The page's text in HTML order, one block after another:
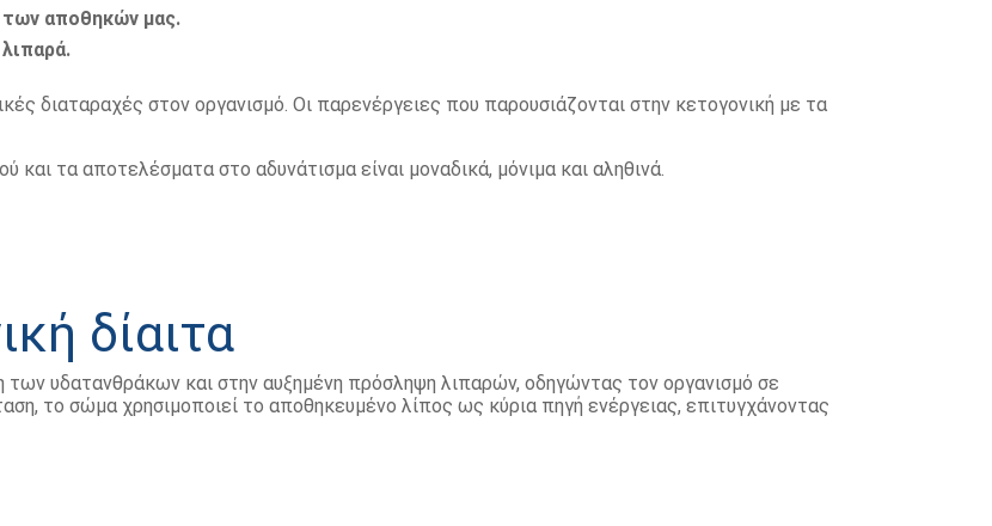
των αποθηκών μας.
διαταραχές στον οργανισμό. Οι παρενέργειες που παρουσιάζονται στην κετογονική με τα
και τα αποτελέσματα στο αδυνάτισμα είναι μοναδικά, μόνιμα και αληθινά.
δίαιτα
των υδατανθράκων και στην αυξημένη πρόσληψη λιπαρών, οδηγώντας τον οργανισμό σε
το σώμα χρησιμοποιεί το αποθηκευμένο λίπος ως κύρια πηγή ενέργειας, επιτυγχάνοντας